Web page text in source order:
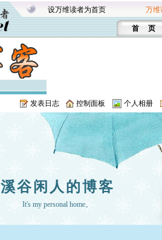
设万维读者为首页 万维
首 页
发表日志 控制面板 个人相册
溪谷闲人的博客
It's my personal home。